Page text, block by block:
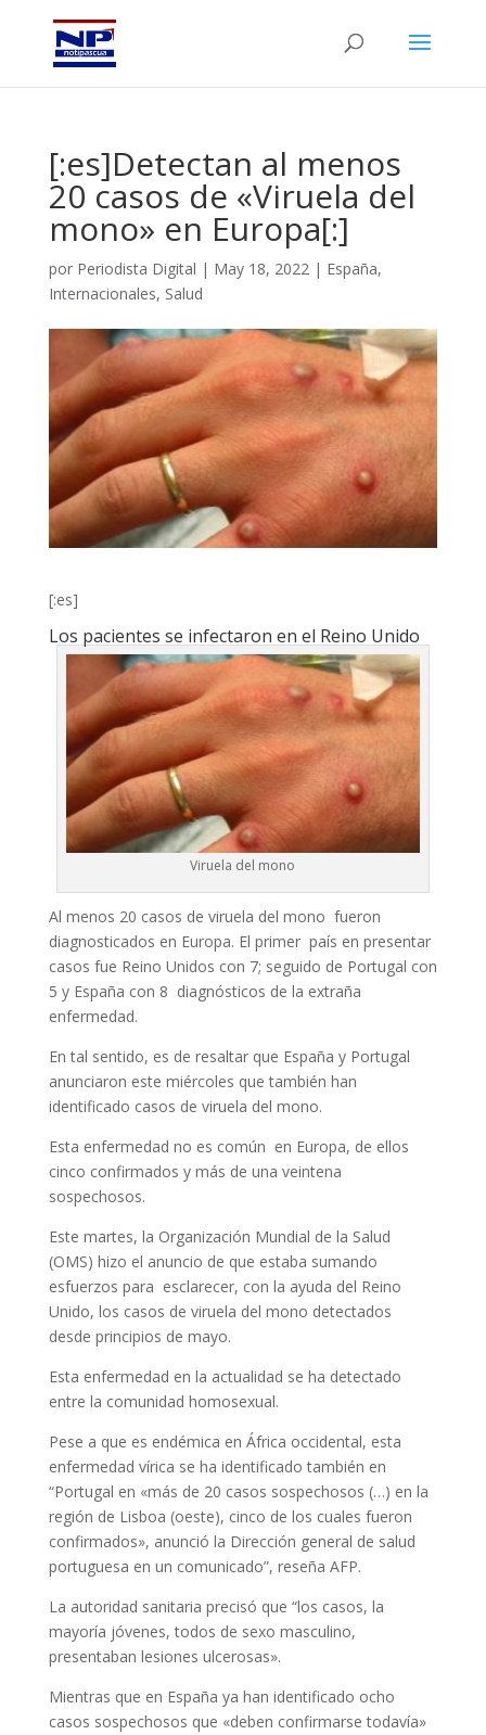
[:es]Detectan al menos
20 casos de «Viruela del
mono» en Europa[:]
por Periodista Digital | May 18, 2022| España,
Internacionales, Salud
[:es]
Los pacientes se infectaron en el Reino Unido
Viruela del mono
Al menos 20 casos de viruela del mono fueron
diagnosticados en Europa. El primer país en presentar
casos fue Reino Unidos con 7; seguido de Portugal con
5 y España con 8 diagnósticos de la extraña
enfermedad.
En tal sentido, es de resaltar que España y Portugal
anunciaron este miércoles que también han
identificado casos de viruela del mono.
Esta enfermedad no es común en Europa, de ellos
cinco confirmados y más de una veintena
sospechosos.
Este martes, la Organización Mundial de la Salud
(OMS) hizo el anuncio de que estaba sumando
esfuerzos para esclarecer, con la ayuda del Reino
Unido, los casos de viruela del mono detectados
desde principios de mayo.
Esta enfermedad en la actualidad se ha detectado
entre la comunidad homosexual.
Pese a que es endémica en África occidental, esta
enfermedad vírica se ha identificado también en
“Portugal en «más de 20 casos sospechosos (…) en la
región de Lisboa (oeste), cinco de los cuales fueron
confirmados», anunció la Dirección general de salud
portuguesa en un comunicado”, reseña AFP.
La autoridad sanitaria precisó que “los casos, la
mayoría jóvenes, todos de sexo masculino,
presentaban lesiones ulcerosas».
Mientras que en España ya han identificado ocho
casos sospechosos que «deben confirmarse todavía»